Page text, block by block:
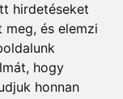
hirdetéseket
meg, és elemzi
hogy
honnan